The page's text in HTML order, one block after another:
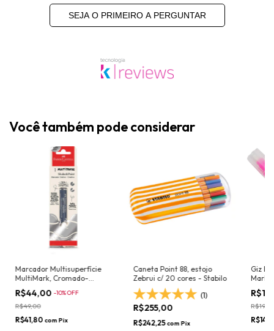
SEJA O PRIMEIRO A PERGUNTAR
Você também pode considerar
Marcador Multisuperfície
MultiMark, Cromado-
FABER-CASTELL
R$44,00-10%OFF
R$49,00
R$41,80 com Pix
Caneta Point 88, estojo
Zebrui c/ 20 cores - Stabilo
(1)
R$255,00
R$242,25com Pix
Giz
R$19,90